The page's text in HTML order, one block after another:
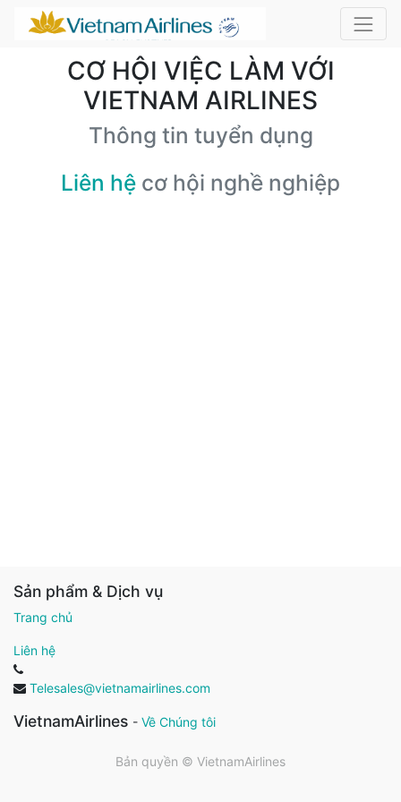
CƠ HỘI VIỆC LÀM VỚI
VIETNAM AIRLINES
Thông tin tuyển dụng
Liên hệ cơ hội nghề nghiệp
Sản phẩm & Dịch vụ
Trang chủ
Liên hệ
Telesales@vietnamairlines.com
VietnamAirlines - Về Chúng tôi
Bản quyền © VietnamAirlines